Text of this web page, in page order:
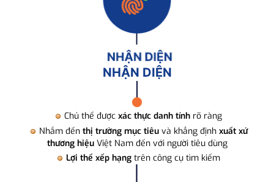
NHẬN DIỆN
Chủ thể được xác thực danh tính rõ ràng
Nhắm đến thị trường mục tiêuvà khẳng định xuất xứ
thương hiệuViệt Nam đến với người tiêu dùng
Lợi thế xếp hạng trên công cụ tìm kiếm